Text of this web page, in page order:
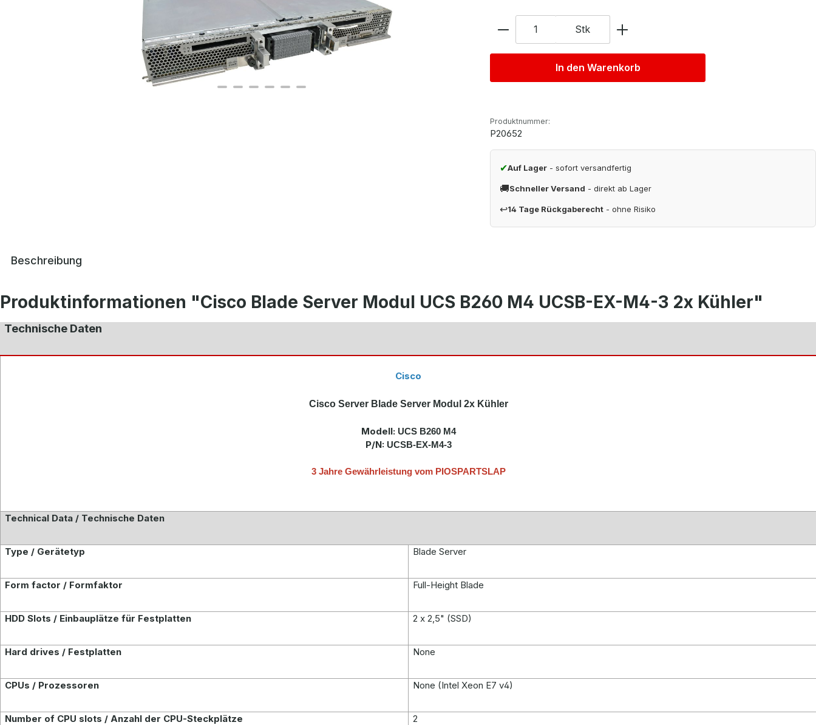
Anzahl Stk
In den Warenkorb
Produktnummer:
P20652
✔Auf Lager - sofort versandfertig
🚚Schneller Versand - direkt ab Lager
↩14 Tage Rückgaberecht - ohne Risiko
Beschreibung
Produktinformationen "Cisco Blade Server Modul UCS B260 M4 UCSB-EX-M4-3 2x Kühler"
Technische Daten
Cisco
Cisco Server Blade Server Modul 2x Kühler
Modell: UCS B260 M4
P/N: UCSB-EX-M4-3
3 Jahre Gewährleistung vom PIOSPARTSLAP
Technical Data / Technische Daten
Type / Gerätetyp Blade Server
Form factor / Formfaktor Full-Height Blade
HDD Slots / Einbauplätze für Festplatten 2 x 2,5" (SSD)
Hard drives / Festplatten None
CPUs / Prozessoren None (Intel Xeon E7 v4)
Number of CPU slots / Anzahl der CPU-Steckplätze 2